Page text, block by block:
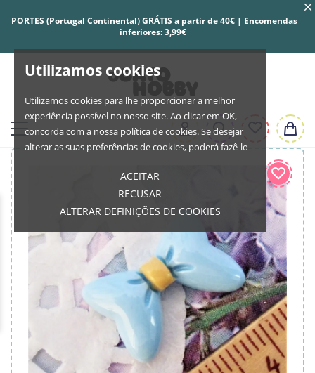
Utilizamos cookies
Utilizamos cookies para lhe proporcionar a melhor
experiência possível no nosso site. Ao clicar em OK,
concorda com a nossa política de cookies. Se desejar
alterar as suas preferências de cookies, poderá fazê-lo
ACEITAR
RECUSAR
ALTERAR DEFINIÇÕES DE COOKIES
PORTES (Portugal Continental) GRÁTIS a partir de 40€ | Encomendas
inferiores: 3,99€